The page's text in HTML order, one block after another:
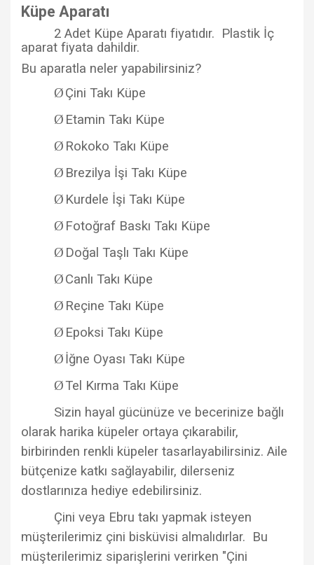
Küpe Aparatı
2 Adet Küpe Aparatı fiyatıdır. Plastik İç
aparat fiyata dahildir.
Bu aparatla neler yapabilirsiniz?
ØÇini Takı Küpe
Ø Etamin Takı Küpe
Ø Rokoko Takı Küpe
Ø Brezilya İşi Takı Küpe
Ø Kurdele İşi Takı Küpe
Ø Fotoğraf Baskı Takı Küpe
Ø Doğal Taşlı Takı Küpe
ØCanlı Takı Küpe
Ø Reçine Takı Küpe
Ø Epoksi Takı Küpe
Øİğne Oyası Takı Küpe
ØTel Kırma Takı Küpe
Sizin hayal gücünüze ve becerinize bağlı
olarak harika küpeler ortaya çıkarabilir,
birbirinden renkli küpeler tasarlayabilirsiniz. Aile
bütçenize katkı sağlayabilir, dilerseniz
dostlarınıza hediye edebilirsiniz.
Çini veya Ebru takı yapmak isteyen
müşterilerimiz çini bisküvisi almalıdırlar. Bu
müşterilerimiz siparişlerini verirken "Çini